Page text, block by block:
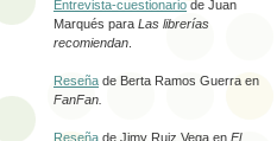
Entrevista-cuestionario de Juan
Marqués para Las librerías
recomiendan
Reseña de Berta Ramos Guerra en
FanFan.
Reseña de Jimy Ruiz Vega en El